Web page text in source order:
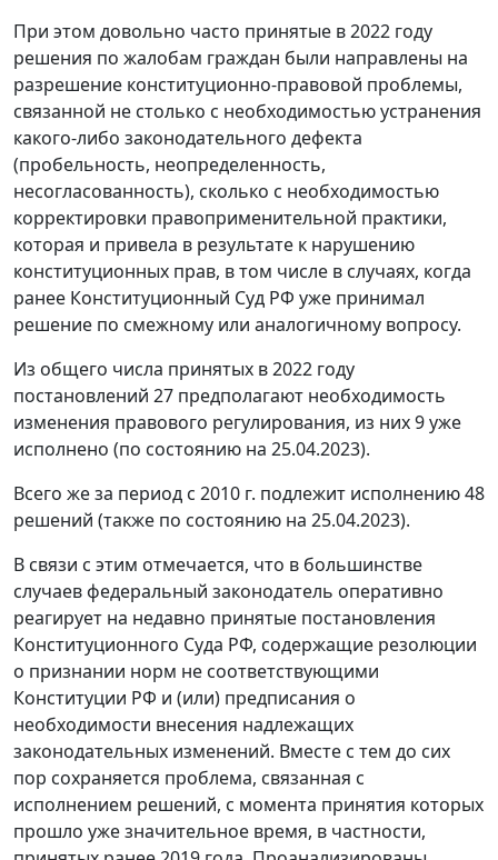
При этом довольно часто принятые в 2022 году
решения по жалобам граждан были направлены на
разрешение конституционно-правовой проблемы,
связанной не столько с необходимостью устранения
какого-либо законодательного дефекта
(пробельность, неопределенность,
несогласованность), сколько с необходимостью
корректировки правоприменительной практики,
которая и привела в результате к нарушению
конституционных прав, в том числе в случаях, когда
ранее Конституционный Суд РФ уже принимал
решение по смежному или аналогичному вопросу.
Из общего числа принятых в 2022 году
постановлений 27 предполагают необходимость
изменения правового регулирования, из них 9 уже
исполнено (по состоянию на 25.04.2023).
Всего же за период с 2010 г. подлежит исполнению 48
решений (также по состоянию на 25.04.2023).
В связи с этим отмечается, что в большинстве
случаев федеральный законодатель оперативно
реагирует на недавно принятые постановления
Конституционного Суда РФ, содержащие резолюции
о признании норм не соответствующими
Конституции РФ и (или) предписания о
необходимости внесения надлежащих
законодательных изменений. Вместе с тем до сих
пор сохраняется проблема, связанная с
исполнением решений, с момента принятия которых
прошло уже значительное время, в частности,